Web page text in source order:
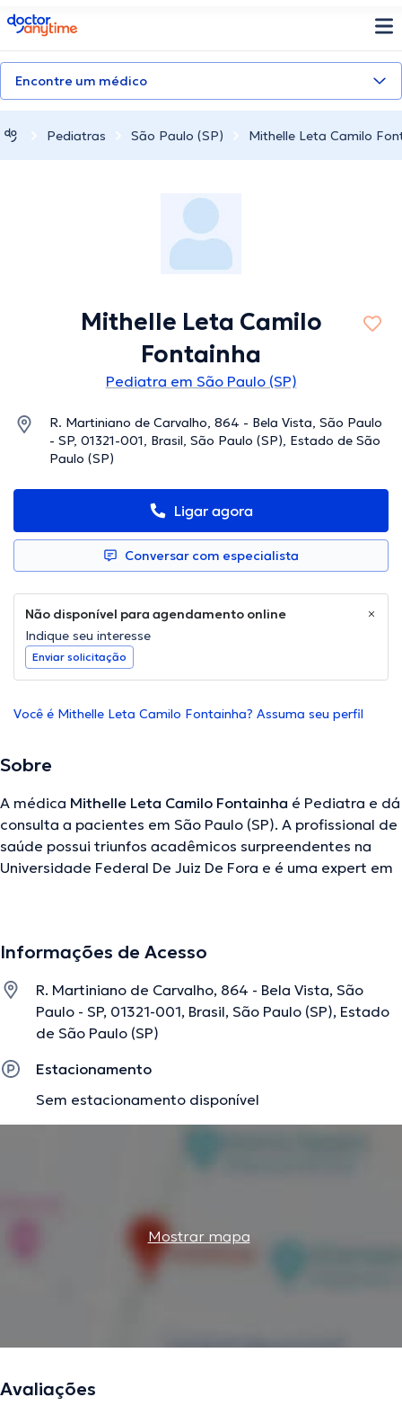
doctoranytime
Encontre um médico
Pediatras São Paulo (SP) Mithelle Leta Camilo
Mithelle Leta Camilo
Fontainha
Pediatra em São Paulo (SP)
R. Martiniano de Carvalho, 864 - Bela Vista, São Paulo
- SP, 01321-001, Brasil, São Paulo (SP), Estado de São
Paulo (SP)
Ligar agora
Conversar com especialista
Não disponível para agendamento online
Indique seu interesse
Enviar solicitação
Você é Mithelle Leta Camilo Fontainha? Assuma seu perfil
Sobre
A médica Mithelle Leta Camilo Fontainha é Pediatra e dá
consulta a pacientes em São Paulo (SP). A profissional de
saúde possui triunfos acadêmicos surpreendentes na
Universidade Federal De Juiz De Fora e é uma expert em
pediátrica Transtorno do sono Transtorno alimentar e
Juiz De Fora. Ao mesmo tempo, ela se destacou como
membra de diversas associações médicas. Mithelle Leta
Camilo Fontainha teve participação em numerosas
conferências com o objetivo de ter uma formação
contínua em seu ramo de especialização e compartilhou
interessantes artigos.
Informações de Acesso
R. Martiniano de Carvalho, 864 - Bela Vista, São
Paulo - SP, 01321-001, Brasil, São Paulo (SP), Estado
de São Paulo (SP)
Estacionamento
Sem estacionamento disponível
Mostrar mapa
Avaliações